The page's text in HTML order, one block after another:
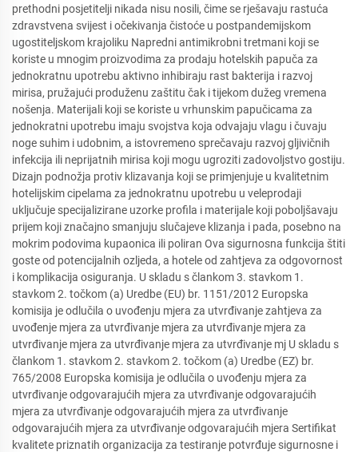
prethodni posjetitelji nikada nisu nosili, čime se rješavaju rastuća
zdravstvena svijest i očekivanja čistoće u postpandemijskom
ugostiteljskom krajoliku Napredni antimikrobni tretmani koji se
koriste u mnogim proizvodima za prodaju hotelskih papuča za
jednokratnu upotrebu aktivno inhibiraju rast bakterija i razvoj
mirisa, pružajući produženu zaštitu čak i tijekom dužeg vremena
nošenja. Materijali koji se koriste u vrhunskim papučicama za
jednokratni upotrebu imaju svojstva koja odvajaju vlagu i čuvaju
noge suhim i udobnim, a istovremeno sprečavaju razvoj gljivičnih
infekcija ili neprijatnih mirisa koji mogu ugroziti zadovoljstvo gostiju.
Dizajn podnožja protiv klizavanja koji se primjenjuje u kvalitetnim
hotelijskim cipelama za jednokratnu upotrebu u veleprodaji
uključuje specijalizirane uzorke profila i materijale koji poboljšavaju
prijem koji značajno smanjuju slučajeve klizanja i pada, posebno na
mokrim podovima kupaonica ili poliran Ova sigurnosna funkcija štiti
goste od potencijalnih ozljeda, a hotele od zahtjeva za odgovornost
i komplikacija osiguranja. U skladu s člankom 3. stavkom 1.
stavkom 2. točkom (a) Uredbe (EU) br. 1151/2012 Europska
komisija je odlučila o uvođenju mjera za utvrđivanje zahtjeva za
uvođenje mjera za utvrđivanje mjera za utvrđivanje mjera za
utvrđivanje mjera za utvrđivanje mjera za utvrđivanje mj U skladu s
člankom 1. stavkom 2. stavkom 2. točkom (a) Uredbe (EZ) br.
765/2008 Europska komisija je odlučila o uvođenju mjera za
utvrđivanje odgovarajućih mjera za utvrđivanje odgovarajućih
mjera za utvrđivanje odgovarajućih mjera za utvrđivanje
odgovarajućih mjera za utvrđivanje odgovarajućih mjera Sertifikat
kvalitete priznatih organizacija za testiranje potvrđuje sigurnosne i